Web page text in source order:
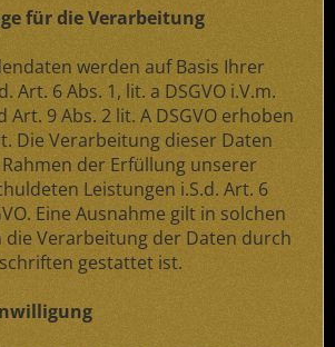
für die Verarbeitung
werden auf Basis Ihrer
Art. 6 Abs. 1, lit. a DSGVO i.V.m.
Art. 9 Abs. 2 lit. A DSGVO erhoben
Die Verarbeitung dieser Daten
der Erfüllung unserer
Leistungen i.S.d. Art. 6
Eine Ausnahme gilt in solchen
die Verarbeitung der Daten durch
gestattet ist.